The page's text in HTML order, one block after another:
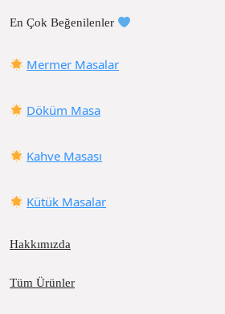
En Çok Beğenilenler
Mermer Masalar
Döküm Masa
Kahve Masası
Kütük Masalar
Hakkımızda
Tüm Ürünler